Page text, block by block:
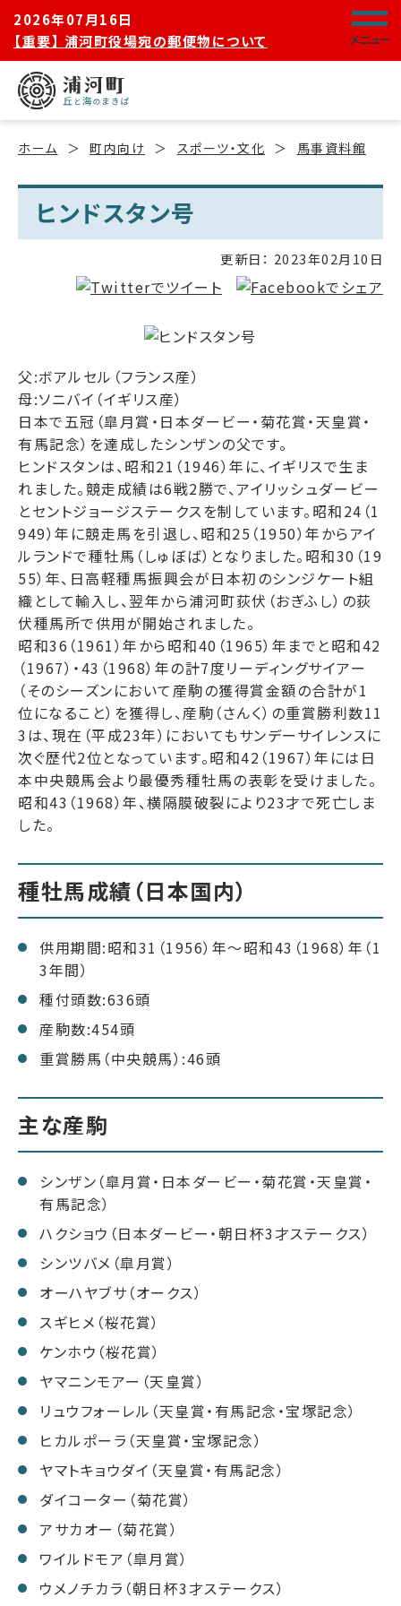
2026年07月16日
【重要】 浦河町役場宛の郵便物について
メニュー
ホーム 町内向け スポーツ・文化 馬事資料館
ヒンドスタン号
更新日： 2023年02月10日
父:ボアルセル（フランス産）
母:ソニバイ（イギリス産）
日本で五冠（皐月賞・日本ダービー・菊花賞・天皇賞・
有馬記念）を達成したシンザンの父です。
ヒンドスタンは、昭和21（1946）年に、イギリスで生ま
れました。競走成績は6戦2勝で、アイリッシュダービー
とセントジョージステークスを制しています。昭和24（1
949）年に競走馬を引退し、昭和25（1950）年からアイ
ルランドで種牡馬（しゅぼば）となりました。昭和30（19
55）年、日高軽種馬振興会が日本初のシンジケート組
織として輸入し、翌年から浦河町荻伏（おぎふし）の荻
伏種馬所で供用が開始されました。
昭和36（1961）年から昭和40（1965）年までと昭和42
（1967）・43（1968）年の計7度リーディングサイアー
（そのシーズンにおいて産駒の獲得賞金額の合計が1
位になること）を獲得し、産駒（さんく）の重賞勝利数11
3は、現在（平成23年）においてもサンデーサイレンスに
次ぐ歴代2位となっています。昭和42（1967）年には日
本中央競馬会より最優秀種牡馬の表彰を受けました。
昭和43（1968）年、横隔膜破裂により23才で死亡しま
した。
種牡馬成績（日本国内）
供用期間:昭和31（1956）年～昭和43（1968）年（1
3年間）
種付頭数:636頭
産駒数:454頭
重賞勝馬（中央競馬）:46頭
主な産駒
シンザン（皐月賞・日本ダービー・菊花賞・天皇賞・
有馬記念）
ハクショウ（日本ダービー・朝日杯3才ステークス）
シンツバメ（皐月賞）
オーハヤブサ（オークス）
スギヒメ（桜花賞）
ケンホウ（桜花賞）
ヤマニンモアー（天皇賞）
リュウフォーレル（天皇賞・有馬記念・宝塚記念）
ヒカルポーラ（天皇賞・宝塚記念）
ヤマトキョウダイ（天皇賞・有馬記念）
ダイコーター（菊花賞）
アサカオー（菊花賞）
ワイルドモア（皐月賞）
ウメノチカラ（朝日杯3才ステークス）